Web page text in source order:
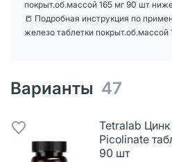
покрыт.об.массой 165 мг 90 шт
📒 Подробная инструкция по
железо таблетки покрыт.об.массой
Варианты 47
Tetralab
Picolinate
90 шт